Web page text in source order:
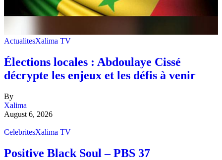
ActualitesXalima TV
Élections locales : Abdoulaye Cissé
décrypte les enjeux et les défis à venir
By
Xalima
August 6, 2026
CelebritesXalima TV
Positive Black Soul – PBS 37